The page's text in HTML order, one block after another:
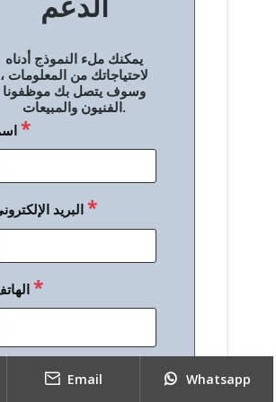
يمكنك ملء النموذج أدناه
لاحتياجاتك من المعلومات ،
وسوف يتصل بك موظفونا
الفنيون والمبيعات.
اسم*
البريد الإلكتروني*
الهاتف*
Email Whatsapp